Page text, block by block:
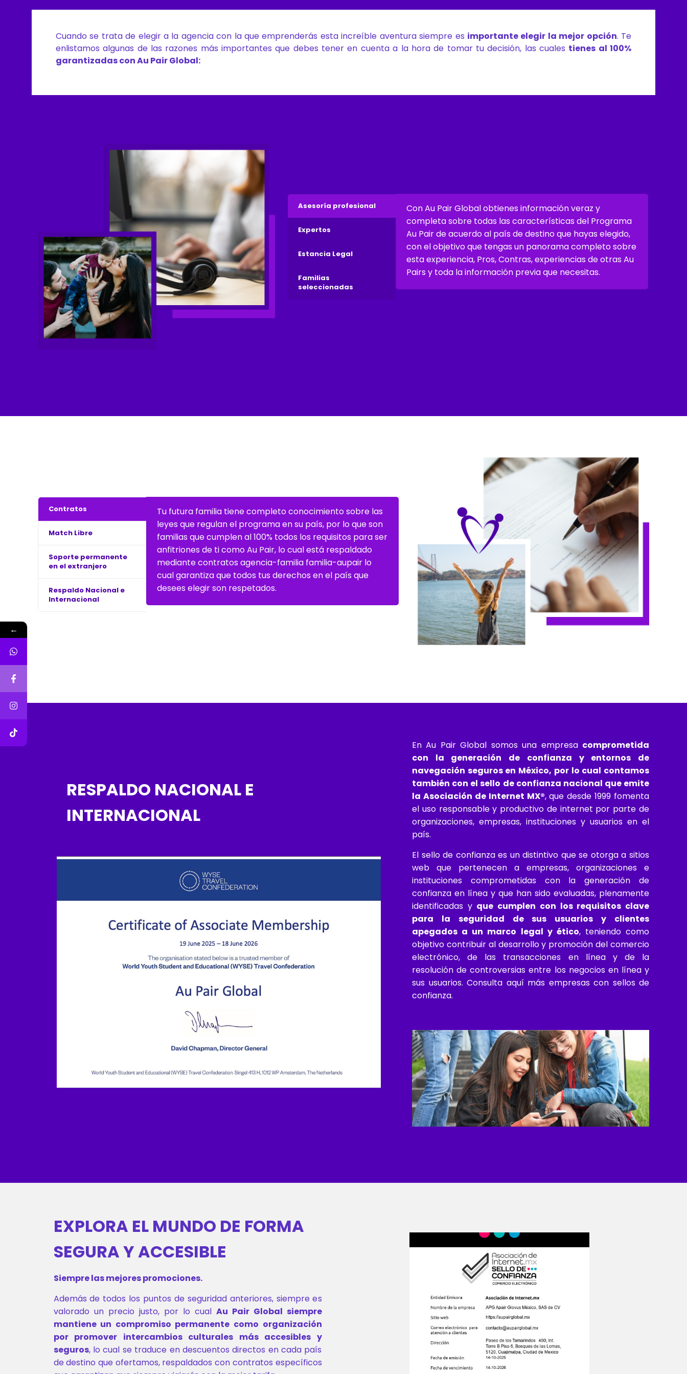
Cuando se trata de elegir a la agencia con la que emprenderás esta increíble aventura siempre es importante elegir la mejor opción. Te
enlistamos algunas de las razones más importantes que debes tener en cuenta a la hora de tomar tu decisión, las cuales tienes al 100%
garantizadas con Au Pair Global:
Asesoría profesional
Expertos
Estancia Legal
Familias
seleccionadas
Con Au Pair Global obtienes información veraz y
completa sobre todas las características del Programa
Au Pair de acuerdo al país de destino que hayas elegido,
con el objetivo que tengas un panorama completo sobre
esta experiencia, Pros, Contras, experiencias de otras Au
Pairs y toda la información previa que necesitas.
Contratos
Match Libre
Soporte permanente
en el extranjero
Respaldo Nacional e
Internacional
Tu futura familia tiene completo conocimiento sobre las
leyes que regulan el programa en su país, por lo que son
familias que cumplen al 100% todos los requisitos para ser
anfitriones de ti como Au Pair, lo cual está respaldado
mediante contratos agencia-familia familia-aupair lo
cual garantiza que todos tus derechos en el país que
desees elegir son respetados.
RESPALDO NACIONAL E
INTERNACIONAL
En Au Pair Global somos una empresa comprometida
con la generación de confianza y entornos de
navegación seguros en México, por lo cual contamos
también con el sello de confianza nacional que emite
la Asociación de Internet MX®, que desde 1999 fomenta
el uso responsable y productivo de internet por parte de
organizaciones, empresas, instituciones y usuarios en el
país.
El sello de confianza es un distintivo que se otorga a sitios
web que pertenecen a empresas, organizaciones e
instituciones comprometidas con la generación de
confianza en línea y que han sido evaluadas, plenamente
identificadas y que cumplen con los requisitos clave
para la seguridad de sus usuarios y clientes
apegados a un marco legal y ético, teniendo como
objetivo contribuir al desarrollo y promoción del comercio
electrónico, de las transacciones en línea y de la
resolución de controversias entre los negocios en línea y
sus usuarios. Consulta aquí más empresas con sellos de
confianza.
EXPLORA EL MUNDO DE FORMA
SEGURA Y ACCESIBLE
Siempre las mejores promociones.
Además de todos los puntos de seguridad anteriores, siempre es
valorado un precio justo, por lo cual Au Pair Global siempre
mantiene un compromiso permanente como organización
por promover intercambios culturales más accesibles y
seguros, lo cual se traduce en descuentos directos en cada país
de destino que ofertamos, respaldados con contratos específicos
←